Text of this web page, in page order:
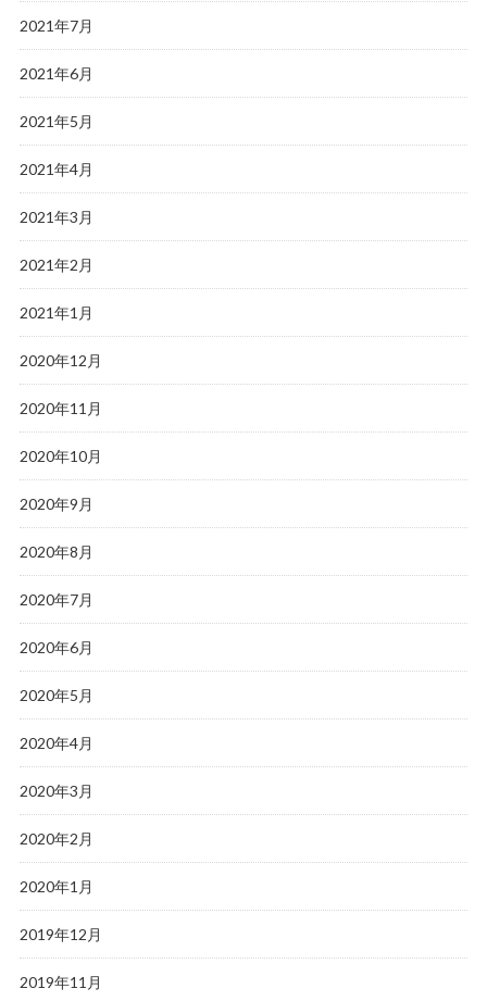
2021年7月
2021年6月
2021年5月
2021年4月
2021年3月
2021年2月
2021年1月
2020年12月
2020年11月
2020年10月
2020年9月
2020年8月
2020年7月
2020年6月
2020年5月
2020年4月
2020年3月
2020年2月
2020年1月
2019年12月
2019年11月